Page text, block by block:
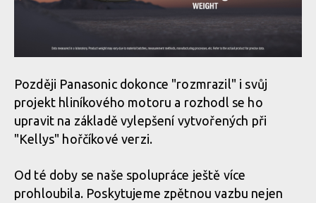
Později Panasonic dokonce "rozmrazil" i svůj
projekt hliníkového motoru a rozhodl se ho
upravit na základě vylepšení vytvořených při
"Kellys" hořčíkové verzi.
Od té doby se naše spolupráce ještě více
prohloubila. Poskytujeme zpětnou vazbu nejen